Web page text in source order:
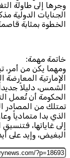
إلى طاولة
الدولية
بمثابة قاصمة
مهمة:
يكن من أمر،
المعارضة
دليلاً جديداً
أن تُعمل
من المصادر
بدا متمادياً
غاياتها، فتنسيق
وإيد على أيد